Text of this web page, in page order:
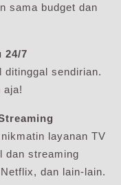
sama budget dan
24/7
ditinggal sendirian.
aja!
layanan TV
dan streaming
dan lain-lain.